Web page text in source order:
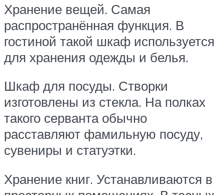
Хранение вещей. Самая
распространённая функция. В
гостиной такой шкаф используется
для хранения одежды и белья.
Шкаф для посуды. Створки
изготовлены из стекла. На полках
такого серванта обычно
расставляют фамильную посуду,
сувениры и статуэтки.
Хранение книг. Устанавливаются в